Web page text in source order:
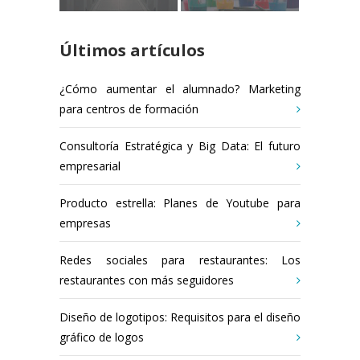
Últimos artículos
¿Cómo aumentar el alumnado? Marketing
para centros de formación
Consultoría Estratégica y Big Data: El futuro
empresarial
Producto estrella: Planes de Youtube para
empresas
Redes sociales para restaurantes: Los
restaurantes con más seguidores
Diseño de logotipos: Requisitos para el diseño
gráfico de logos